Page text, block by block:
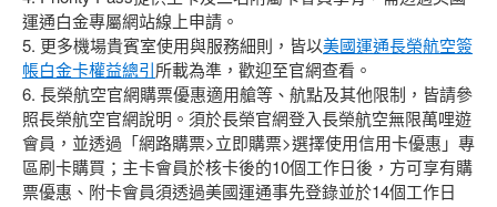
運通白金專屬網站線上申請。
5. 更多機場貴賓室使用與服務細則，皆以美國運通長榮航空簽
帳白金卡權益總引所載為準，歡迎至官網查看。
6. 長榮航空官網購票優惠適用艙等、航點及其他限制，皆請參
照長榮航空官網說明。須於長榮官網登入長榮航空無限萬哩遊
會員，並透過「網路購票>立即購票>選擇使用信用卡優惠」專
區刷卡購買；主卡會員於核卡後的10個工作日後，方可享有購
票優惠、附卡會員須透過美國運通事先登錄並於14個工作日